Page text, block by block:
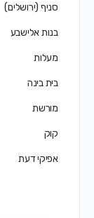
סניף (ירושלים)
בנות אלישבע
מעלות
בית בינה
מורשת
קוק
אפיקי דעת